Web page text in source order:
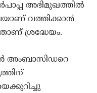
അഭിമുഖത്തില്‍
വത്തിക്കാന്‍
ശ്രദ്ധേയം.
അംബാസിഡറെ